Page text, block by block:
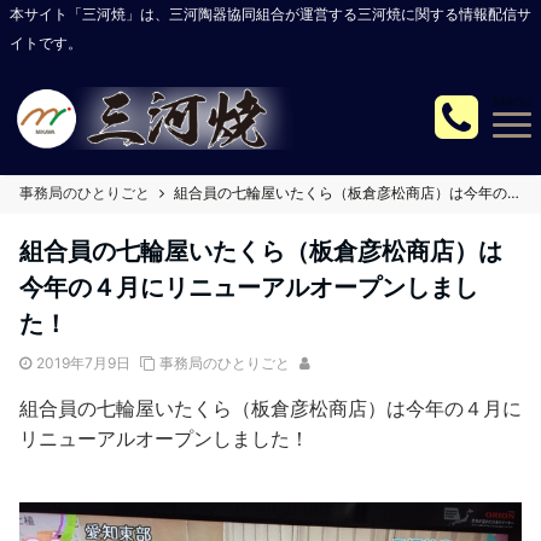
本サイト「三河焼」は、三河陶器協同組合が運営する三河焼に関する情報配信サ
イトです。
Menu
事務局のひとりごと 組合員の七輪屋いたくら（板倉彦松商店）は今年の４月にリニューアルオープンしました！
組合員の七輪屋いたくら（板倉彦松商店）は
今年の４月にリニューアルオープンしまし
た！
2019年7月9日 事務局のひとりごと
組合員の七輪屋いたくら（板倉彦松商店）は今年の４月に
リニューアルオープンしました！